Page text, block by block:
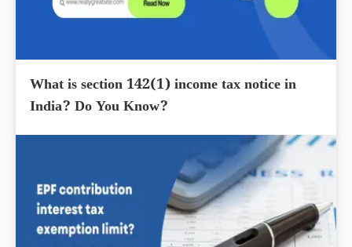
What is section 142(1) income tax notice in
India? Do You Know?